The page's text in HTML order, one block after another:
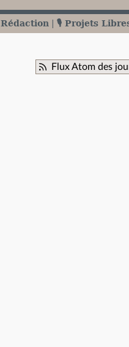
Rédaction 🎙️ Projets
Flux Atom des